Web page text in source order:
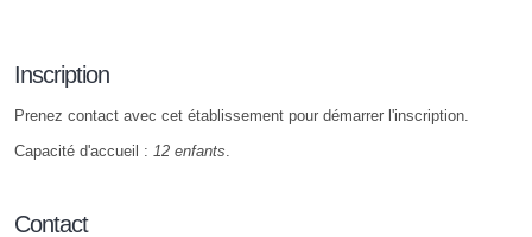
Inscription
Prenez contact avec cet établissement pour démarrer l'inscription.
Capacité d'accueil : 12 enfants.
Contact